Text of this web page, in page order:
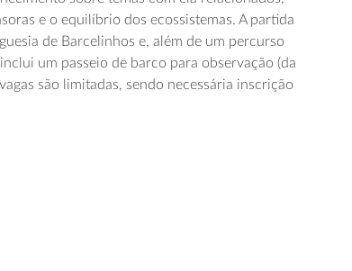
e o equilíbrio dos ecossistemas. A partida
de Barcelinhos e, além de um percurso
um passeio de barco para observação (da
são limitadas, sendo necessária inscrição